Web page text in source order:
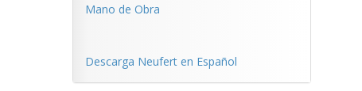
Mano de Obra
Descarga Neufert en Español